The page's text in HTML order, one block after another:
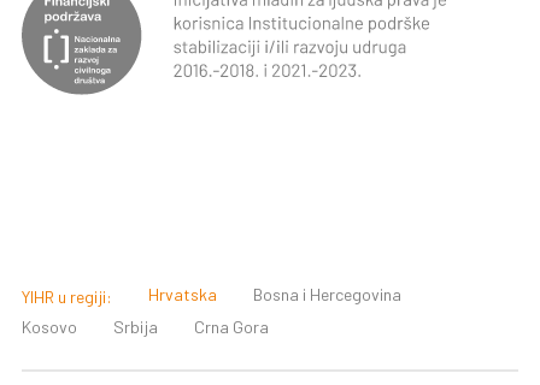
YIHR u regiji: Hrvatska
Bosna i Hercegovina
Kosovo
Srbija Crna Gora